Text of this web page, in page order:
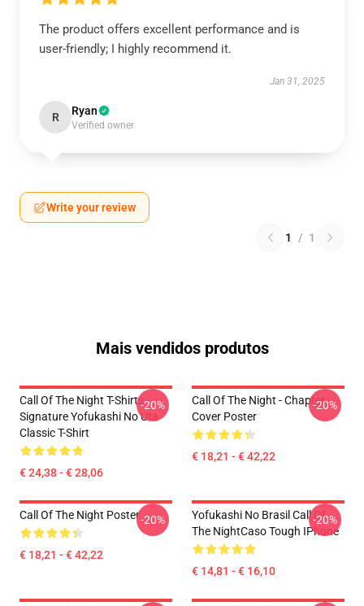
The product offers excellent performance and is
user-friendly; I highly recommend it.
Jan 31, 2025
R Ryan
Verified owner
Write your review
1 / 1
Mais vendidos produtos
Call Of The Night T-Shirts -
Signature Yofukashi No Uta
Classic T-Shirt
€ 24,38 - € 28,06
-20%
Call Of The Night - Chapter
Cover Poster
€ 18,21 - € 42,22
-20%
Call Of The Night Poster
€ 18,21 - € 42,22
-20%
Yofukashi No Brasil Call Of
The NightCaso Tough IPhone
€ 14,81 - € 16,10
-20%